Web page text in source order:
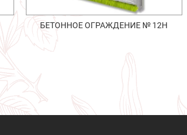
БЕТОННОЕ ОГРАЖДЕНИЕ № 12Н